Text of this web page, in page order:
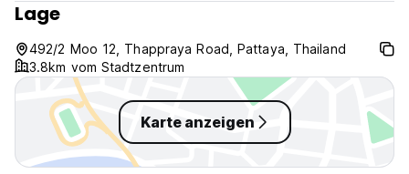
Lage
492/2 Moo 12, Thappraya Road, Pattaya, Thailand
3.8km vom Stadtzentrum
Karte anzeigen